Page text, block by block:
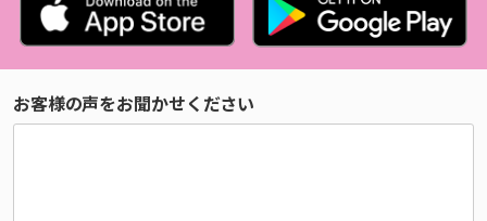
お客様の声をお聞かせください